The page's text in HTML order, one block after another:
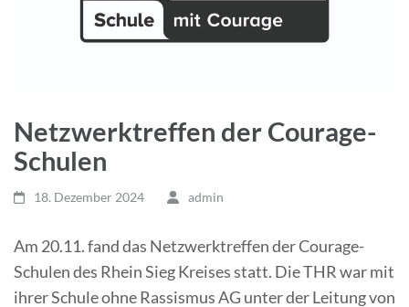
Netzwerktreffen der Courage-
Schulen
18. Dezember 2024 admin
Am 20.11. fand das Netzwerktreffen der Courage-
Schulen des Rhein Sieg Kreises statt. Die THR war mit
ihrer Schule ohne Rassismus AG unter der Leitung von